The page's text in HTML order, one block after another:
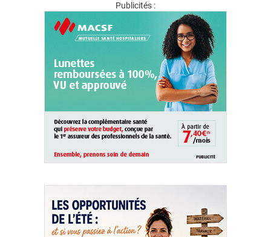
Publicités :